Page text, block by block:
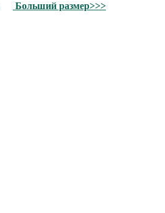
Больший размер>>>